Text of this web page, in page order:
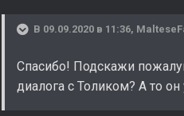
В 09.09.2020 в 11:36,
Спасибо! Подскажи
диалога с Толиком? А то